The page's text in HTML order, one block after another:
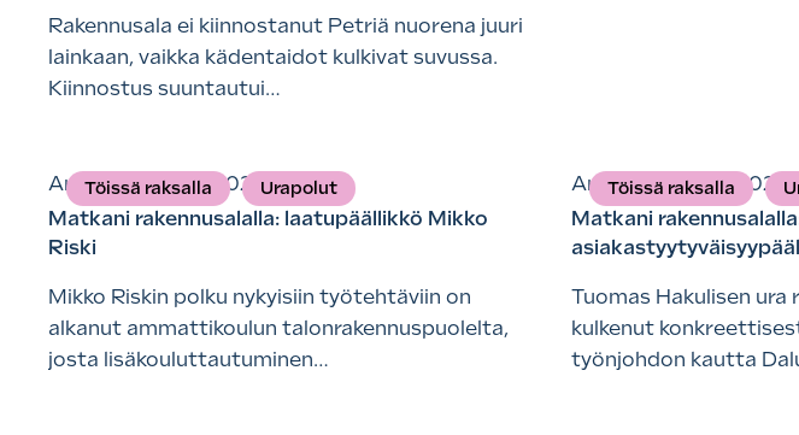
Rakennusala ei kiinnostanut Petriä nuorena juuri
lainkaan, vaikka kädentaidot kulkivat suvussa.
Kiinnostus suuntautui…
Artikkelit
6.3.2026
Matkani rakennusalalla: laatupäällikkö Mikko
Riski
Mikko Riskin polku nykyisiin työtehtäviin on
alkanut ammattikoulun talonrakennuspuolelta,
josta lisäkouluttautuminen…
Töissä raksalla Urapolut Artikkelit
6.3.2026
Matkani
Tuomas Hakulisen ura
kulkenut
työnjohdon kautta
Töissä raksalla